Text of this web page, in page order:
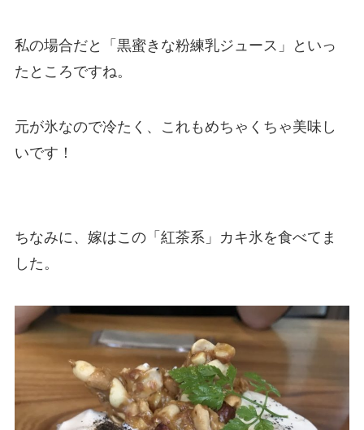
私の場合だと「黒蜜きな粉練乳ジュース」といっ
たところですね。
元が氷なので冷たく、これもめちゃくちゃ美味し
いです！
ちなみに、嫁はこの「紅茶系」カキ氷を食べてま
した。